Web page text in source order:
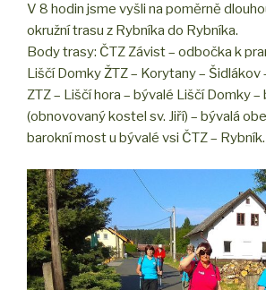
V 8 hodin jsme vyšli na poměrně
okružní trasu z Rybníka do Rybníka.
Body trasy: ČTZ Závist – odbočka k
Liščí Domky ŽTZ – Korytany –
ZTZ – Liščí hora – bývalé Liščí Domky
(obnovovaný kostel sv. Jiří) – bývalá
barokní most u bývalé vsi ČTZ – Rybník.